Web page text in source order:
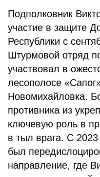
Подполковник
участие в защите
Республики с
Штурмовой отряд
участвовал в
лесополосе
Новомихайловка.
противника из
ключевую роль в
в тыл врага. С
был
направление, где